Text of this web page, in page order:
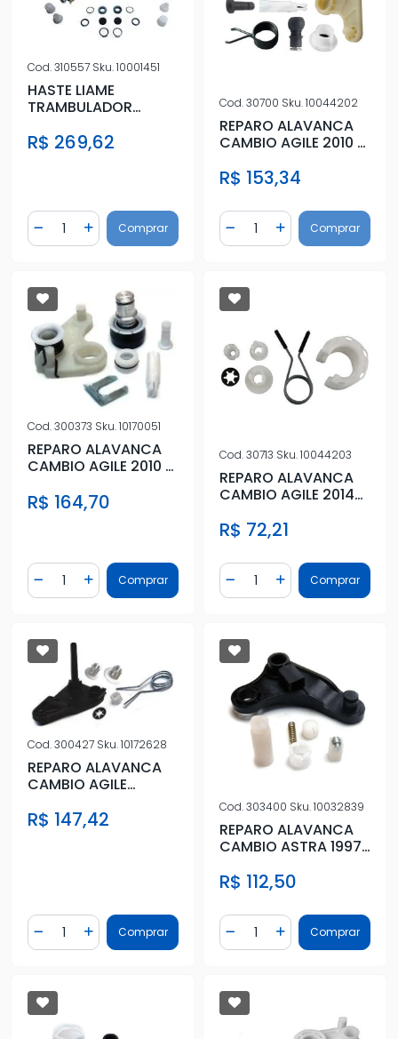
Cod.310557 Sku.10001451
HASTE LIAME
TRAMBULADOR
97/05 (C/BUCHA
R$ 269,62
Diminuir Quantidade
Quantidade
Adicionar Quantidade
Comprar
Cod.30700 Sku.10044202
REPARO ALAVANCA
CAMBIO AGILE 2010 A
R$ 153,34
Diminuir Quantidade
Quantidade
AdicionarComprar
Cod.300373 Sku.10170051
REPARO ALAVANCA
CAMBIO AGILE 2010 A
R$ 164,70
Diminuir Quantidade
Quantidade
Adicionar Quantidade
Comprar
Cod.30713 Sku.10044203
REPARO ALAVANCA
CAMBIO AGILE 2014
R$ 72,21
Diminuir Quantidade
Quantidade
AdicionarComprar
Cod.300427 Sku.10172628
REPARO ALAVANCA
CAMBIO AGILE
ARTICULADOR
R$ 147,42
Diminuir Quantidade
Quantidade
Adicionar Quantidade
Comprar
Cod.303400 Sku.10032839
REPARO ALAVANCA
CAMBIO ASTRA 1997
BAIXO
R$ 112,50
Diminuir Quantidade
Quantidade
AdicionarComprar